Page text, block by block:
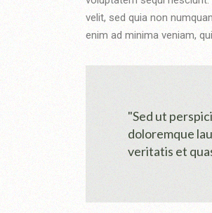
velit, sed quia non
enim ad minima veniam,
"Sed ut
doloremque
veritatis et